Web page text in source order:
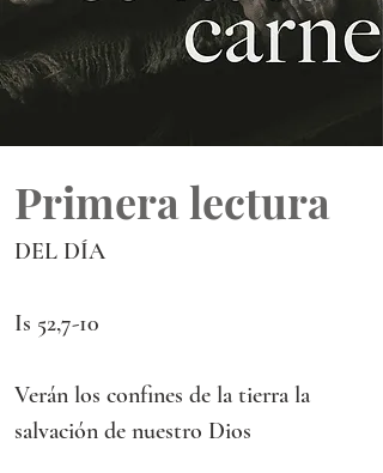
Primera lectura
DEL DÍA
Is 52,7-10
Verán los confines de la tierra la
salvación de nuestro Dios